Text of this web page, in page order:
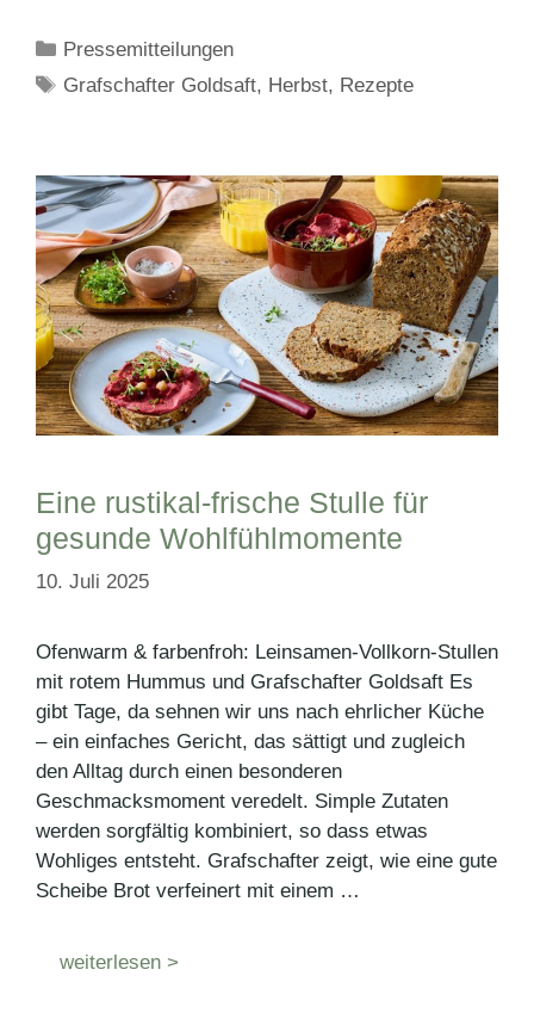
Kategorien
Pressemitteilungen
Schlagwörter
Grafschafter Goldsaft, Herbst, Rezepte
Eine rustikal-frische Stulle für
gesunde Wohlfühlmomente
10. Juli 2025
Ofenwarm & farbenfroh: Leinsamen-Vollkorn-Stullen
mit rotem Hummus und Grafschafter Goldsaft Es
gibt Tage, da sehnen wir uns nach ehrlicher Küche
– ein einfaches Gericht, das sättigt und zugleich
den Alltag durch einen besonderen
Geschmacksmoment veredelt. Simple Zutaten
werden sorgfältig kombiniert, so dass etwas
Wohliges entsteht. Grafschafter zeigt, wie eine gute
Scheibe Brot verfeinert mit einem …
weiterlesen >